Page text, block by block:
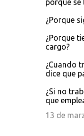
porque se
¿Porque
¿Porque
cargo?
¿Cuando
dice que
¿Si no
que
13 de